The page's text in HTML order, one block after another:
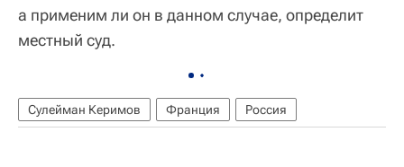
а применим ли он в данном случае, определит
местный суд.
Сулейман Керимов Франция Россия